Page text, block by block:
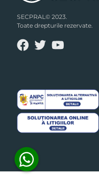
SECPRAL© 2023.
Toate drepturile rezervate.